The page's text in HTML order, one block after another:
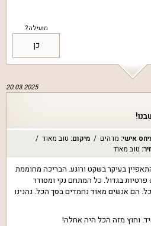
מועילה?
כן
20.03.2025
אישי: מדהים מיקום: טוב מאוד
: טוב מאוד
בעיקר בשקט ורוגע. הבריכה מחוממת
פרטיות בגדול. כל המתחם נקי ומסודר
הם אנשים מאוד נחמדים בסך הכל. נהנינו
וחוץ מזה הכל היה אחלה!